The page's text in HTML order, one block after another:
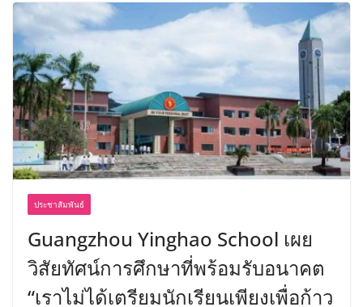
ประชาสัมพันธ์
Guangzhou Yinghao School เผย
วิสัยทัศน์การศึกษาที่พร้อมรับอนาคต
“เราไม่ได้เตรียมนักเรียนเพียงเพื่อก้าว